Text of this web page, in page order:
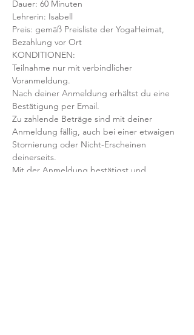
Dauer: 60 Minuten
Lehrerin: Isabell
Preis: gemäß Preisliste der YogaHeimat,
Bezahlung vor Ort
KONDITIONEN:
Teilnahme nur mit verbindlicher
Voranmeldung.
Nach deiner Anmeldung erhältst du eine
Bestätigung per Email.
Zu zahlende Beträge sind mit deiner
Anmeldung fällig, auch bei einer etwaigen
Stornierung oder Nicht-Erscheinen
deinerseits.
Mit der Anmeldung bestätigst und